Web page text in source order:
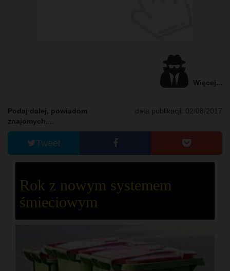
Więcej...
data publikacji: 02/08/2017
Podaj dalej, powiadom
znajomych....
Tweet
Rok z nowym systemem
śmieciowym